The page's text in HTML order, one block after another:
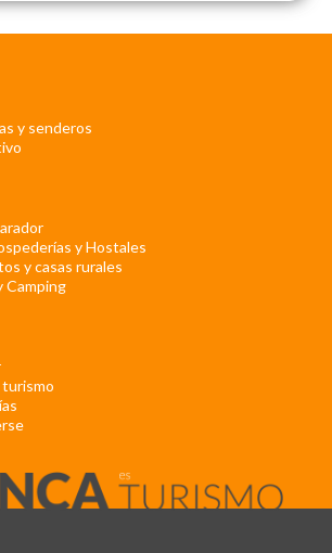
y senderos
y Hostales
y casas rurales
Camping